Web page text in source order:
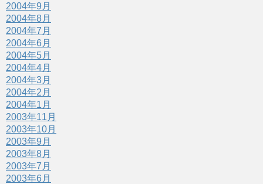
2004年9月
2004年8月
2004年7月
2004年6月
2004年5月
2004年4月
2004年3月
2004年2月
2004年1月
2003年11月
2003年10月
2003年9月
2003年8月
2003年7月
2003年6月